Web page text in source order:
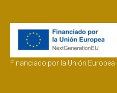
Financiado por la Unión Europea